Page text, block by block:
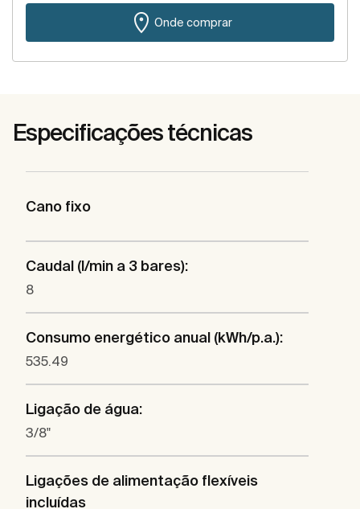
Onde comprar
Especificações técnicas
Cano fixo
Caudal (l/min a 3 bares):
8
Consumo energético anual (kWh/p.a.):
535.49
Ligação de água:
3/8"
Ligações de alimentação flexíveis
incluídas